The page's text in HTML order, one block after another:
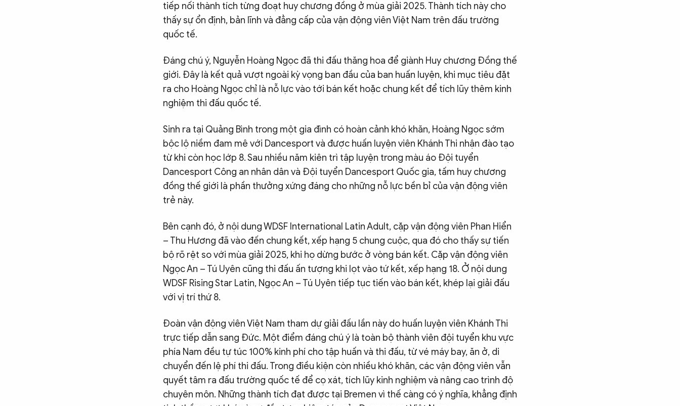
tiếp nối thành tích từng đoạt huy chương đồng ở mùa giải 2025. Thành tích này cho
thấy sự ổn định, bản lĩnh và đẳng cấp của vận động viên Việt Nam trên đấu trường
quốc tế.
Đáng chú ý, Nguyễn Hoàng Ngọc đã thi đấu thăng hoa để giành Huy chương Đồng thế
giới. Đây là kết quả vượt ngoài kỳ vọng ban đầu của ban huấn luyện, khi mục tiêu đặt
ra cho Hoàng Ngọc chỉ là nỗ lực vào tới bán kết hoặc chung kết để tích lũy thêm kinh
nghiệm thi đấu quốc tế.
Sinh ra tại Quảng Bình trong một gia đình có hoàn cảnh khó khăn, Hoàng Ngọc sớm
bộc lộ niềm đam mê với Dancesport và được huấn luyện viên Khánh Thi nhận đào tạo
từ khi còn học lớp 8. Sau nhiều năm kiên trì tập luyện trong màu áo Đội tuyển
Dancesport Công an nhân dân và Đội tuyển Dancesport Quốc gia, tấm huy chương
đồng thế giới là phần thưởng xứng đáng cho những nỗ lực bền bỉ của vận động viên
trẻ này.
Bên cạnh đó, ở nội dung WDSF International Latin Adult, cặp vận động viên Phan Hiển
– Thu Hương đã vào đến chung kết, xếp hạng 5 chung cuộc, qua đó cho thấy sự tiến
bộ rõ rệt so với mùa giải 2025, khi họ dừng bước ở vòng bán kết. Cặp vận động viên
Ngọc An – Tú Uyên cũng thi đấu ấn tượng khi lọt vào tứ kết, xếp hạng 18. Ở nội dung
WDSF Rising Star Latin, Ngọc An – Tú Uyên tiếp tục tiến vào bán kết, khép lại giải đấu
với vị trí thứ 8.
Đoàn vận động viên Việt Nam tham dự giải đấu lần này do huấn luyện viên Khánh Thi
trực tiếp dẫn sang Đức. Một điểm đáng chú ý là toàn bộ thành viên đội tuyển khu vực
phía Nam đều tự túc 100% kinh phí cho tập huấn và thi đấu, từ vé máy bay, ăn ở, di
chuyển đến lệ phí thi đấu. Trong điều kiện còn nhiều khó khăn, các vận động viên vẫn
quyết tâm ra đấu trường quốc tế để cọ xát, tích lũy kinh nghiệm và nâng cao trình độ
chuyên môn. Những thành tích đạt được tại Bremen vì thế càng có ý nghĩa, khẳng định